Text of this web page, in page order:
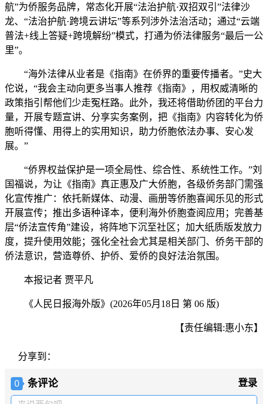
航”为侨服务品牌，常态化开展“法治护航·双招双引”法律沙
龙、“法治护航·跨境云讲坛”等系列涉外法治活动；通过“云端
普法+线上答疑+跨境解纷”模式，打通为侨法律服务“最后一公
里”。
“海外法律从业者是《指南》在侨界的重要传播者。”史大
佗说，“我会主动向更多当事人推荐《指南》，用权威清晰的
政策指引帮他们少走冤枉路。此外，我还将借助侨团的平台力
量，开展专题宣讲、分享实务案例，把《指南》内容转化为侨
胞听得懂、用得上的实用知识，助力侨胞依法办事、安心发
展。”
“侨界权益保护是一项全局性、综合性、系统性工作。”刘
国福说，为让《指南》真正惠及广大侨胞，各级侨务部门需强
化宣传推广：依托新媒体、动漫、画册等侨胞喜闻乐见的形式
开展宣传；推出多语种译本，便利海外侨胞查阅应用；完善基
层“侨法宣传角”建设，将阵地下沉至社区；加大纸质版发放力
度，提升使用效能；强化全社会尤其是相关部门、侨务干部的
侨法意识，营造尊侨、护侨、爱侨的良好法治氛围。
本报记者 贾平凡
《人民日报海外版》(2026年05月18日 第 06 版)
【责任编辑:惠小东】
分享到：
0 条评论 登录